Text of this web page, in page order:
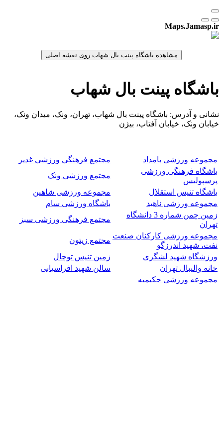
Maps.Jamasp.ir
باشگاه پینت بال شهاب
نشانی و آدرس: باشگاه پینت بال شهاب، تهران، ونک، میدان ونک،
خیابان ونک، خیابان آفتاب، بیژن
مجموعه ورزشی بامداد
مجتمع فرهنگی ورزشی غدیر
باشگاه فرهنگی ورزشی
پرسپولیس
مجتمع ورزشی ونک
باشگاه تنیس استقلال
مجموعه ورزشی شاهین
مجموعه ورزشی ناهید
باشگاه ورزشی سام
زمین چمن شماره 3 دانشگاه
تهران
مجتمع فرهنگی ورزشی سبز
مجموعه ورزشی کارکنان صنعت
نفت، شهید اندرزگو
مجتمع زیتون
ورزشگاه شهید لشگری
زمین تنیس توچال
خانه والیبال تهران
سالن شهید افراسیابی
مجموعه ورزشی حکیمیه